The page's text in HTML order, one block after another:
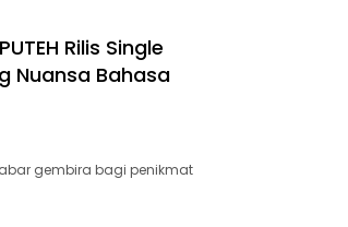
Rilis Single
Nuansa Bahasa
gembira bagi penikmat